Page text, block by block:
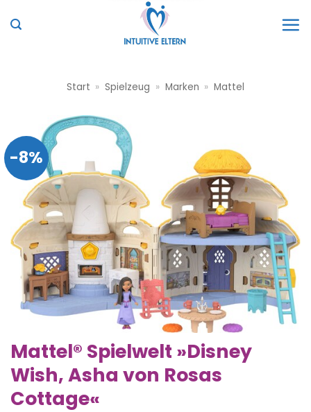
Inhalt
Start » Spielzeug » Marken » Mattel
-8%
Mattel® Spielwelt »Disney
Wish, Asha von Rosas
Cottage«